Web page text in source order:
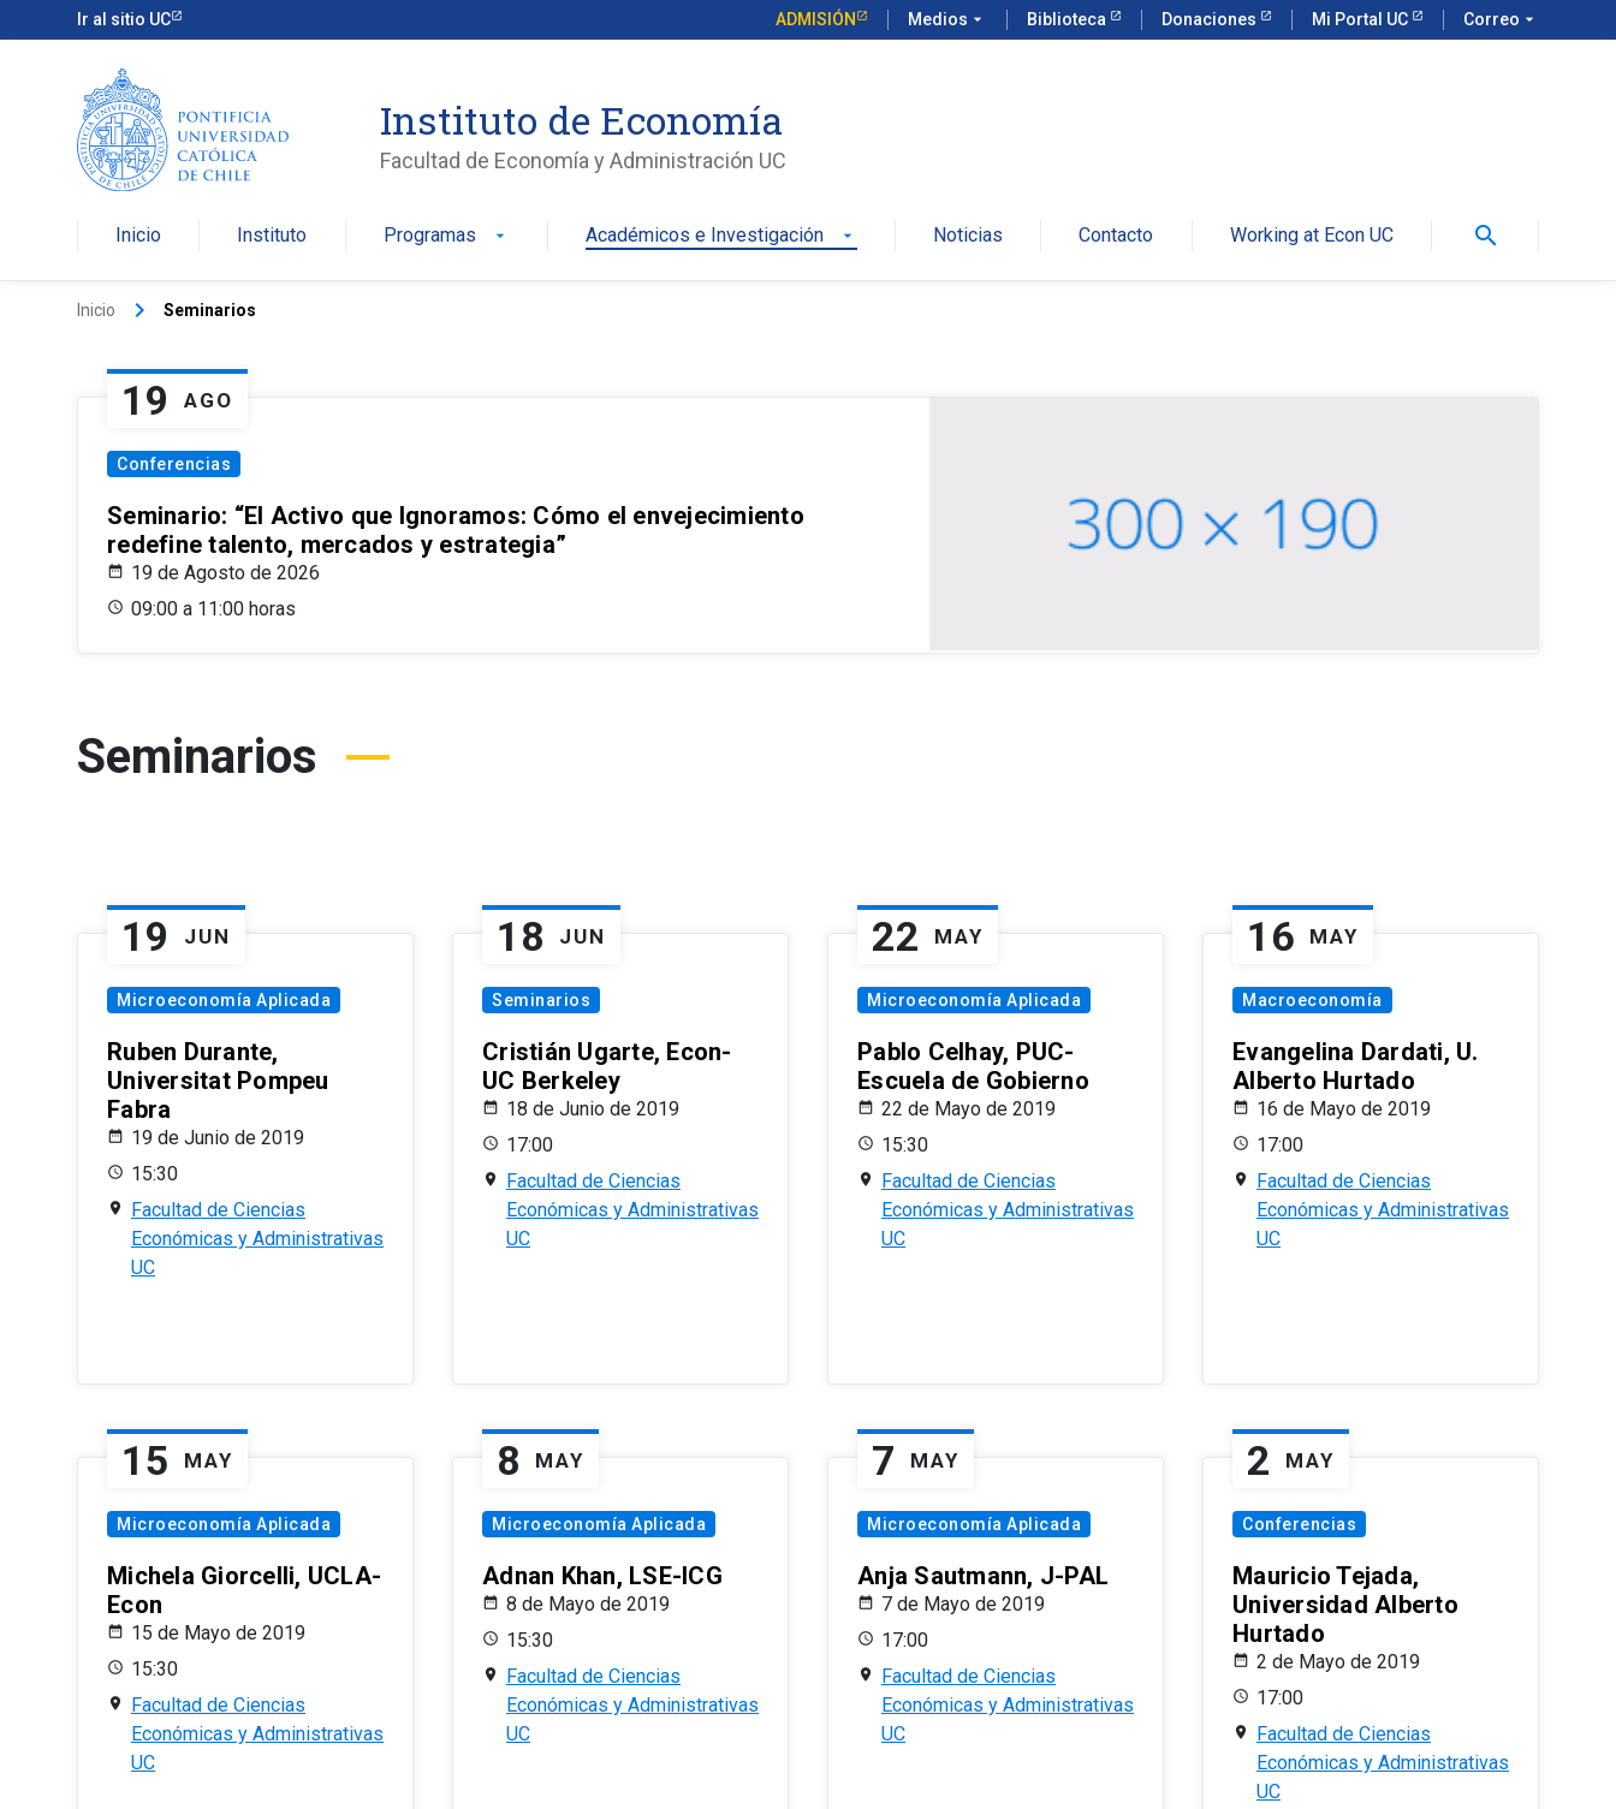
Ir al sitio UC ADMISIÓN Medios arrow_drop_down Biblioteca Donaciones Mi Portal UC Correo arrow_drop_down
Instituto de Economía
Facultad de Economía y Administración UC
Inicio Instituto Programas arrow_drop_down Académicos e Investigación arrow_drop_down Noticias Contacto Working at Econ UC search
Inicio keyboard_arrow_right Seminarios
19 AGO
Conferencias
Seminario: “El Activo que Ignoramos: Cómo el envejecimiento
redefine talento, mercados y estrategia”
19 de Agosto de 2026
09:00 a 11:00 horas
Seminarios
19 JUN
Microeconomía Aplicada
Ruben Durante,
Universitat Pompeu
Fabra
19 de Junio de 2019
15:30
Facultad de Ciencias
Económicas y Administrativas
UC
18 JUN
Seminarios
Cristián Ugarte, Econ-
UC Berkeley
18 de Junio de 2019
17:00
Facultad de Ciencias
Económicas y Administrativas
UC
22 MAY
Microeconomía Aplicada
Pablo Celhay, PUC-
Escuela de Gobierno
22 de Mayo de 2019
15:30
Facultad de Ciencias
Económicas y Administrativas
UC
16 MAY
Macroeconomía
Evangelina Dardati, U.
Alberto Hurtado
16 de Mayo de 2019
17:00
Facultad de Ciencias
Económicas y Administrativas
UC
15 MAY
Microeconomía Aplicada
Michela Giorcelli, UCLA-
Econ
15 de Mayo de 2019
15:30
Facultad de Ciencias
Económicas y Administrativas
UC
8 MAY
Microeconomía Aplicada
Adnan Khan, LSE-ICG
8 de Mayo de 2019
15:30
Facultad de Ciencias
Económicas y Administrativas
UC
7 MAY
Microeconomía Aplicada
Anja Sautmann, J-PAL
7 de Mayo de 2019
17:00
Facultad de Ciencias
Económicas y Administrativas
UC
2 MAY
Conferencias
Mauricio Tejada,
Universidad Alberto
Hurtado
2 de Mayo de 2019
17:00
Facultad de Ciencias
Económicas y Administrativas
UC